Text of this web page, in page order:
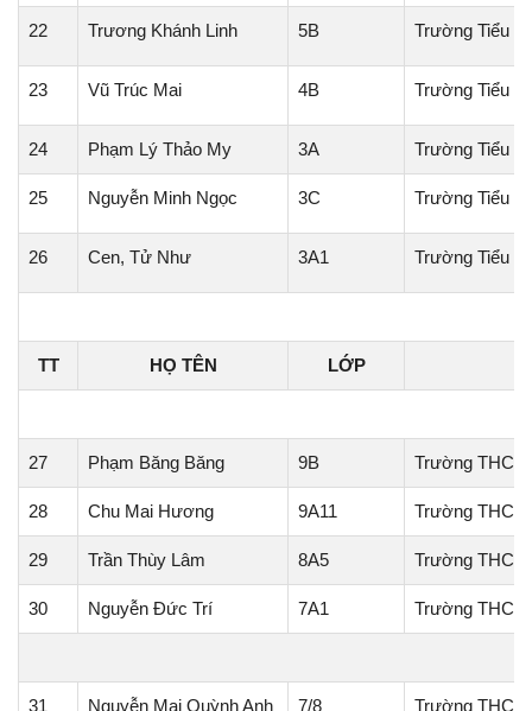
22 Trương Khánh Linh 5B Trường Tiểu
23 Vũ Trúc Mai 4B Trường Tiểu
24 Phạm Lý Thảo My 3A Trường Tiểu
25 Nguyễn Minh Ngọc 3C Trường Tiểu
26 Cen, Tử Như 3A1 Trường Tiểu
TT HỌ TÊN LỚP
27 Phạm Băng Băng 9B Trường THCS
28 Chu Mai Hương 9A11 Trường THCS
29 Trần Thùy Lâm 8A5 Trường THCS
30 Nguyễn Đức Trí 7A1 Trường THCS
31 Nguyễn Mai Quỳnh Anh 7/8 Trường THCS